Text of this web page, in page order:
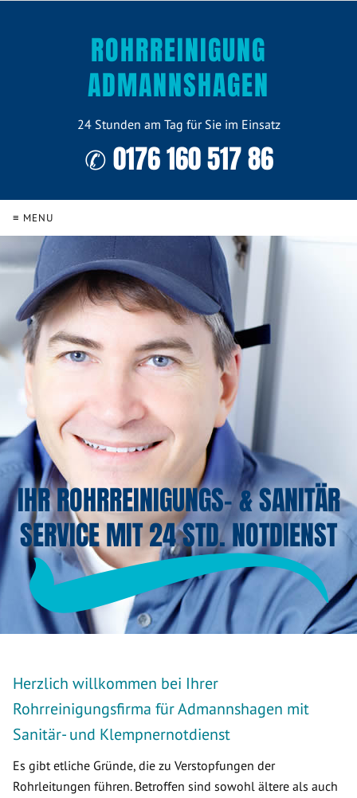
ROHRREINIGUNG
ADMANNSHAGEN
24 Stunden am Tag für Sie im Einsatz
✆ 0176 160 517 86
≡ MENU
IHR ROHRREINIGUNGS- & SANITÄR
SERVICE MIT 24 STD. NOTDIENST
Herzlich willkommen bei Ihrer
Rohrreinigungsfirma für Admannshagen mit
Sanitär- und Klempnernotdienst
Es gibt etliche Gründe, die zu Verstopfungen der
Rohrleitungen führen. Betroffen sind sowohl ältere als auch